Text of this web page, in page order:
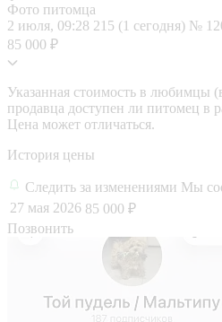
Фото питомца
2 июля, 09:28 215 (1 сегодня) №
85 000 ₽
Указанная стоимость в любимцы
продавца доступен ли питомец в
Цена может отличаться.
История цены
Следить за изменениями Мы
27 мая 2026 85 000 ₽
Позвонить